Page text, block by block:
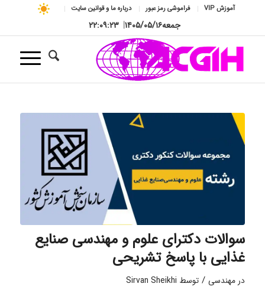
آموزش VIP فراموشی رمز عبور درباره ما و قوانین سایت
جمعه۱۴۰۵/۰۵/۱۶| ۲۲:۰۹:۲۳
سوالات دکترای علوم و مهندسی صنایع
غذایی با پاسخ تشریحی
در مهندسی / توسط Sirvan Sheikhi